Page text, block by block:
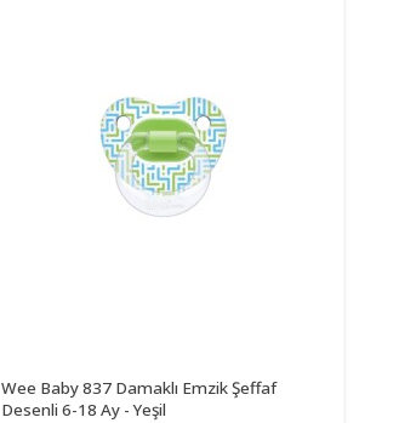
Wee Baby 837 Damaklı Emzik Şeffaf
Desenli 6-18 Ay - Yeşil